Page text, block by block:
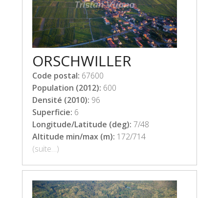
ORSCHWILLER
Code postal: 67600
Population (2012): 600
Densité (2010): 96
Superficie: 6
Longitude/Latitude (deg): 7/48
Altitude min/max (m): 172/714
(suite…)